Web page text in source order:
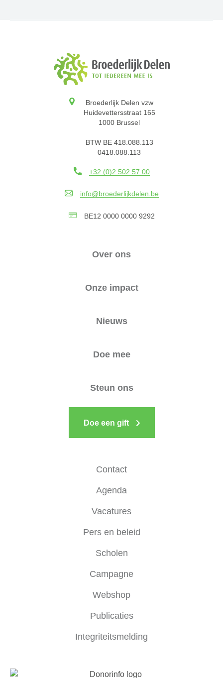
Broederlijk Delen vzw
Huidevettersstraat 165
1000 Brussel
BTW BE 418.088.113
0418.088.113
+32 (0)2 502 57 00
info@broederlijkdelen.be
BE12 0000 0000 9292
Over ons
Onze impact
Nieuws
Doe mee
Steun ons
Doe een gift
Contact
Agenda
Vacatures
Pers en beleid
Scholen
Campagne
Webshop
Publicaties
Integriteitsmelding